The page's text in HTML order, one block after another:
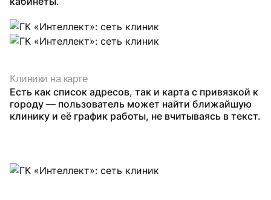
Клиники на карте
Есть как список адресов, так и карта с привязкой к
городу — пользователь может найти ближайшую
клинику и её график работы, не вчитываясь в текст.